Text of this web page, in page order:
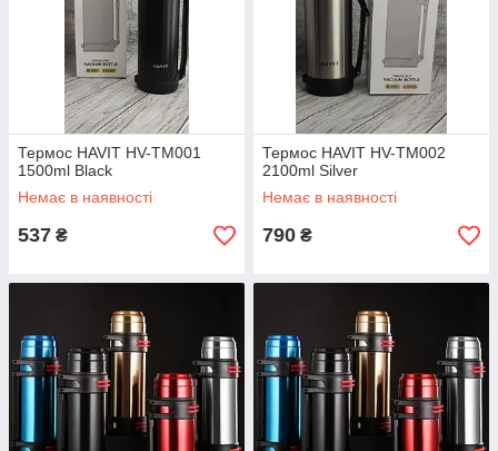
Термос HAVIT HV-TM001
1500ml Black
Немає в наявності
537 ₴
Термос HAVIT HV-TM002
2100ml Silver
Немає в наявності
790 ₴